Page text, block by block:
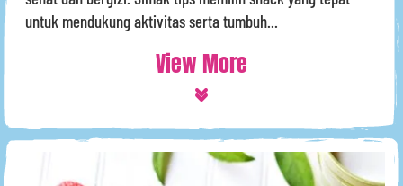
untuk mendukung aktivitas serta tumbuh...
View More